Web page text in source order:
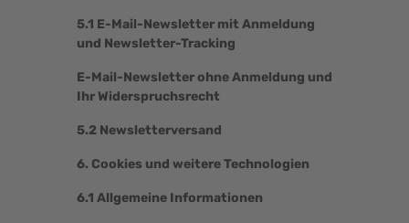
5.1 E-Mail-Newsletter mit Anmeldung
und Newsletter-Tracking
E-Mail-Newsletter ohne Anmeldung und
Ihr Widerspruchsrecht
5.2 Newsletterversand
6. Cookies und weitere Technologien
6.1 Allgemeine Informationen